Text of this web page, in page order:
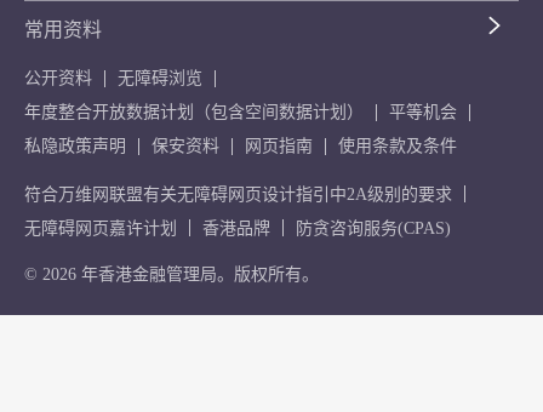
常用资料
公开资料
无障碍浏览
年度整合开放数据计划（包含空间数据计划）
平等机会
私隐政策声明
保安资料 网页指南 使用条款及条件
符合万维网联盟有关无障碍网页设计指引中2A级别的要求
无障碍网页嘉许计划
香港品牌 防贪咨询服务(CPAS)
© 2026 年香港金融管理局。版权所有。